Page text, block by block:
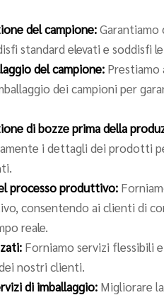
del campione:Garantiamo
standard elevati e soddisfi
del campione:
dei campioni per
di bozze prima della
i dettagli dei prodotti
processo produttivo:
consentendo ai clienti di
reale.
Forniamo servizi flessibili
nostri clienti.
di imballaggio: Migliorare